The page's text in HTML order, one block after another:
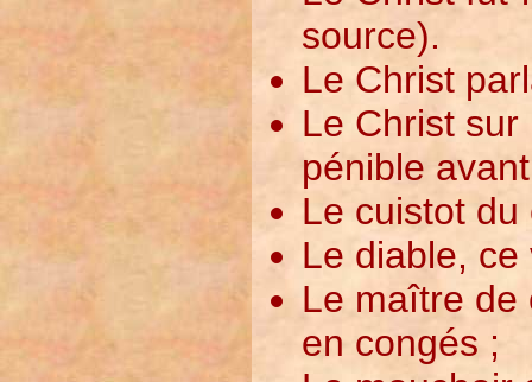
source).
Le Christ
Le Christ
pénible
Le cuistot
Le diable,
Le maître de
en congés ;